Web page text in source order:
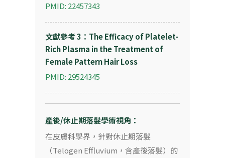
PMID: 22457343
文獻參考 3：The Efficacy of Platelet-
Rich Plasma in the Treatment of
Female Pattern Hair Loss
PMID: 29524345
產後/休止期落髮學術視角：
在皮膚科學界，針對休止期落髮
（Telogen Effluvium，含產後落髮）的